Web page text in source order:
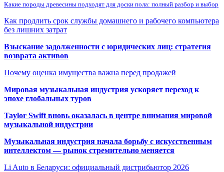
Какие породы древесины подходят для доски пола: полный разбор и выбор
Как продлить срок службы домашнего и рабочего компьютера
без лишних затрат
Взыскание задолженности с юридических лиц: стратегия
возврата активов
Почему оценка имущества важна перед продажей
Мировая музыкальная индустрия ускоряет переход к
эпохе глобальных туров
Taylor Swift вновь оказалась в центре внимания мировой
музыкальной индустрии
Музыкальная индустрия начала борьбу с искусственным
интеллектом — рынок стремительно меняется
Li Auto в Беларуси: официальный дистрибьютор 2026